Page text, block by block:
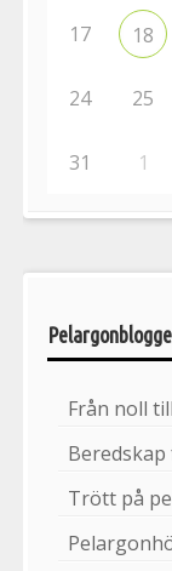
17 18
24 25
31 1
Från noll
Trött på